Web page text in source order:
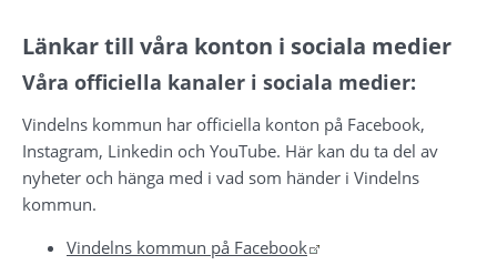
Länkar till våra konton i sociala medier
Våra officiella kanaler i sociala medier:
Vindelns kommun har officiella konton på Facebook,
Instagram, Linkedin och YouTube. Här kan du ta del av
nyheter och hänga med i vad som händer i Vindelns
kommun.
Vindelns kommun på Facebook